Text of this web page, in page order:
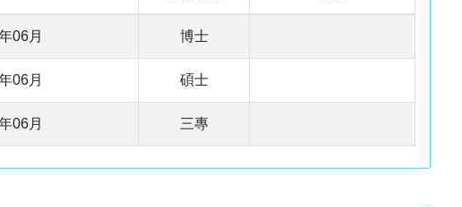
06月 博士
06月 碩士
06月 三專